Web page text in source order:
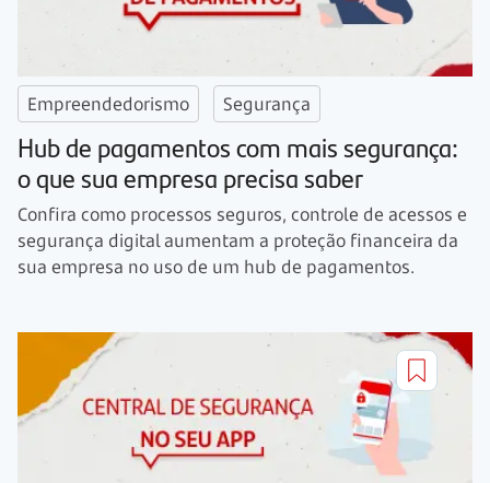
Empreendedorismo Segurança
Hub de pagamentos com mais segurança:
o que sua empresa precisa saber
Confira como processos seguros, controle de acessos e
segurança digital aumentam a proteção financeira da
sua empresa no uso de um hub de pagamentos.